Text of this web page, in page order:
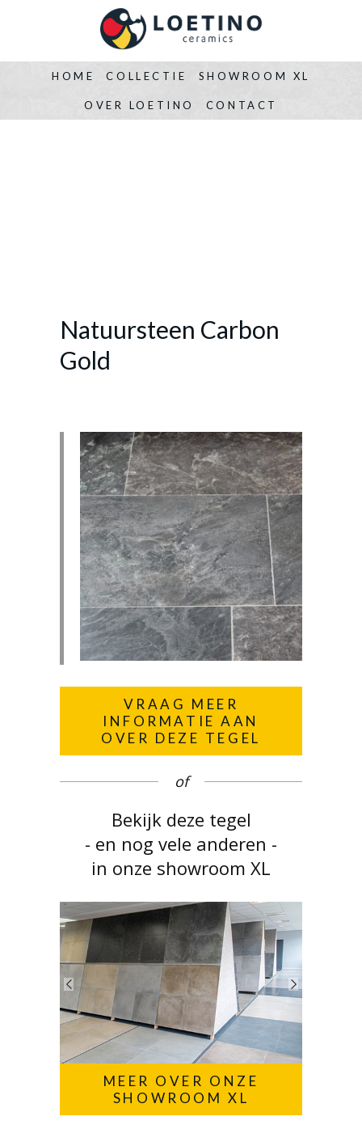
HOME COLLECTIE SHOWROOM XL
OVER LOETINO CONTACT
Natuursteen Carbon
Gold
VRAAG MEER
INFORMATIE AAN
OVER DEZE TEGEL
of
Bekijk deze tegel
- en nog vele anderen -
in onze showroom XL
MEER OVER ONZE
SHOWROOM XL